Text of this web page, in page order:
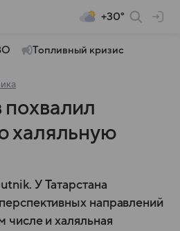
+30°
Топливный кризис
халяльную
У Татарстана
направлений
числе и халяльная